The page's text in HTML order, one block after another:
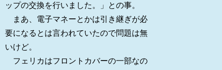
ップの交換を行いました。」との事。
まあ、電子マネーとかは引き継ぎが必
要になるとは言われていたので問題は無
いけど。
フェリカはフロントカバーの一部なの